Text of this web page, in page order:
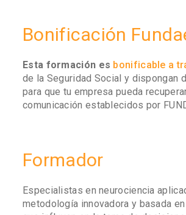
Bonificación
Esta formación es bonificable a
de la Seguridad Social y dispongan
para que tu empresa pueda
comunicación establecidos por
Formador
Especialistas en neurociencia
metodología innovadora y basada